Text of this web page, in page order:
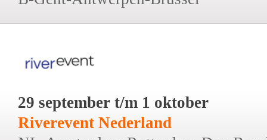
29 september t/m 1 oktober
Riverevent Nederland